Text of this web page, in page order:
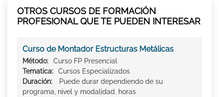
OTROS CURSOS DE FORMACIÓN
PROFESIONAL QUE TE PUEDEN INTERESAR
Curso de Montador Estructuras Metálicas
Método:
Curso FP Presencial
Tematica:
Cursos Especializados
Duración:
Puede durar dependiendo de su
programa, nivel y modalidad. horas